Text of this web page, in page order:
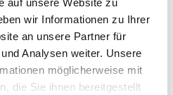
wir Informationen zu Ihrer
an unsere Partner für
Analysen weiter. Unsere
möglicherweise mit
die Sie ihnen bereitgestellt